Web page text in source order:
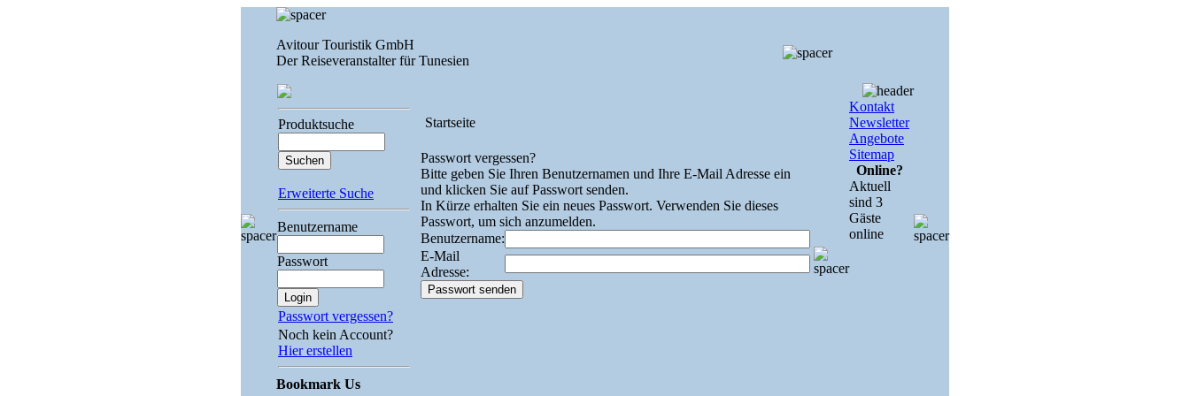
Avitour Touristik GmbH
Der Reiseveranstalter für Tunesien
Produktsuche
Erweiterte Suche
Benutzername
Passwort
Passwort vergessen?
Noch kein Account?
Hier erstellen
Bookmark Us
Startseite
Passwort vergessen?
Bitte geben Sie Ihren Benutzernamen und Ihre E-Mail Adresse ein
und klicken Sie auf Passwort senden.
In Kürze erhalten Sie ein neues Passwort. Verwenden Sie dieses
Passwort, um sich anzumelden.
Benutzername:
E-Mail
Adresse:
Kontakt
Newsletter
Angebote
Sitemap
Online?
Aktuell
sind 3
Gäste
online